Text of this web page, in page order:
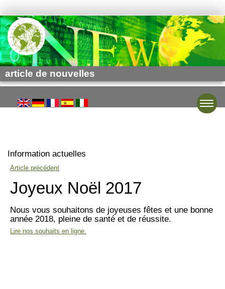
article de nouvelles
Information actuelles
Article précédent
Joyeux Noël 2017
Nous vous souhaitons de joyeuses fêtes et une bonne
année 2018, pleine de santé et de réussite.
Lire nos souhaits en ligne.